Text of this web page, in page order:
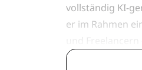
vollständig KI-
er im Rahmen